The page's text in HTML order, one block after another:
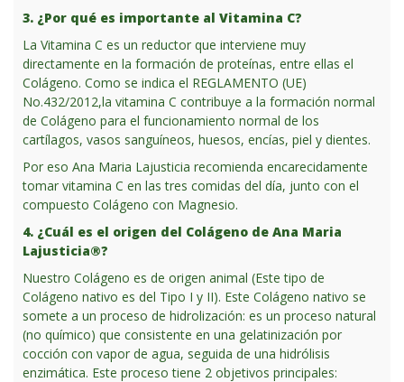
3. ¿Por qué es importante al Vitamina C?
La Vitamina C es un reductor que interviene muy
directamente en la formación de proteínas, entre ellas el
Colágeno. Como se indica el REGLAMENTO (UE)
No.432/2012,la vitamina C contribuye a la formación normal
de Colágeno para el funcionamiento normal de los
cartílagos, vasos sanguíneos, huesos, encías, piel y dientes.
Por eso Ana Maria Lajusticia recomienda encarecidamente
tomar vitamina C en las tres comidas del día, junto con el
compuesto Colágeno con Magnesio.
4. ¿Cuál es el origen del Colágeno de Ana Maria
Lajusticia®?
Nuestro Colágeno es de origen animal (Este tipo de
Colágeno nativo es del Tipo I y II). Este Colágeno nativo se
somete a un proceso de hidrolización: es un proceso natural
(no químico) que consistente en una gelatinización por
cocción con vapor de agua, seguida de una hidrólisis
enzimática. Este proceso tiene 2 objetivos principales: